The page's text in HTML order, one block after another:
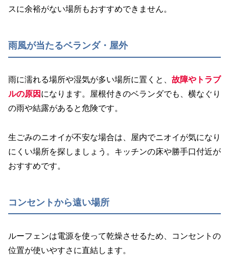
スに余裕がない場所もおすすめできません。
雨風が当たるベランダ・屋外
雨に濡れる場所や湿気が多い場所に置くと、 故障やトラブ
ルの原因 になります。屋根付きのベランダでも、横なぐり
の雨や結露があると危険です。
生ごみのニオイが不安な場合は、屋内でニオイが気になり
にくい場所を探しましょう。キッチンの床や勝手口付近が
おすすめです。
コンセントから遠い場所
ルーフェンは電源を使って乾燥させるため、コンセントの
位置が使いやすさに直結します。